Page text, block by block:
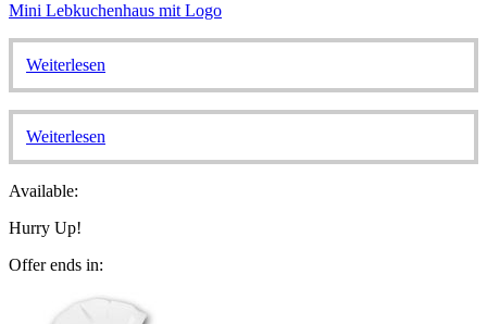
Mini Lebkuchenhaus mit Logo
Weiterlesen
Weiterlesen
Available:
Hurry Up!
Offer ends in: